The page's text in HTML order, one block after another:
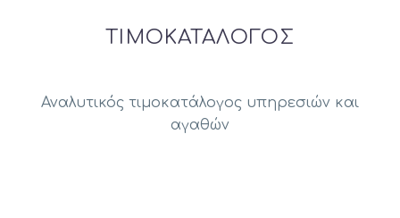
ΤΙΜΟΚΑΤΑΛΟΓΟΣ
Αναλυτικός τιμοκατάλογος υπηρεσιών και
αγαθών